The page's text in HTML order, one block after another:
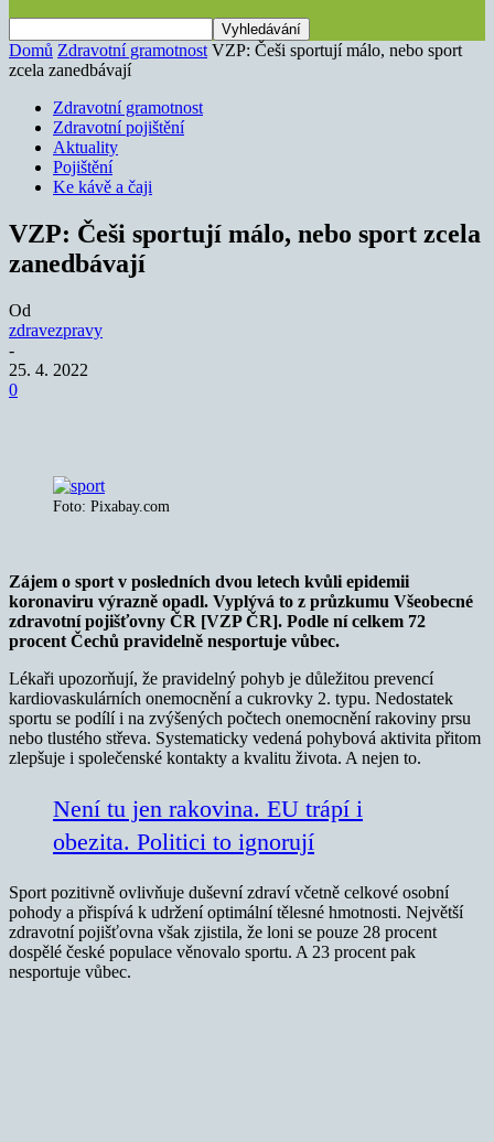
Domů Zdravotní gramotnost VZP: Češi sportují málo, nebo sport
zcela zanedbávají
Zdravotní gramotnost
Zdravotní pojištění
Aktuality
Pojištění
Ke kávě a čaji
VZP: Češi sportují málo, nebo sport zcela
zanedbávají
Od
zdravezpravy
-
25. 4. 2022
0
Foto: Pixabay.com
Zájem o sport v posledních dvou letech kvůli epidemii
koronaviru výrazně opadl. Vyplývá to z průzkumu Všeobecné
zdravotní pojišťovny ČR [VZP ČR]. Podle ní celkem 72
procent Čechů pravidelně nesportuje vůbec.
Lékaři upozorňují, že pravidelný pohyb je důležitou prevencí
kardiovaskulárních onemocnění a cukrovky 2. typu. Nedostatek
sportu se podílí i na zvýšených počtech onemocnění rakoviny prsu
nebo tlustého střeva. Systematicky vedená pohybová aktivita přitom
zlepšuje i společenské kontakty a kvalitu života. A nejen to.
Není tu jen rakovina. EU trápí i
obezita. Politici to ignorují
Sport pozitivně ovlivňuje duševní zdraví včetně celkové osobní
pohody a přispívá k udržení optimální tělesné hmotnosti. Největší
zdravotní pojišťovna však zjistila, že loni se pouze 28 procent
dospělé české populace věnovalo sportu. A 23 procent pak
nesportuje vůbec.